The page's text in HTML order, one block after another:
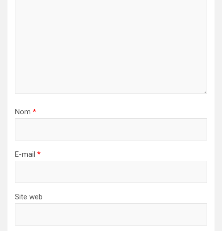
Nom *
E-mail *
Site web